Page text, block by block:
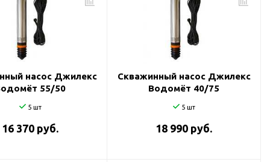
насос Джилекс
55/50
5 шт
16 370 руб.
Скважинный насос Джилекс
Водомёт 40/75
5 шт
18 990 руб.